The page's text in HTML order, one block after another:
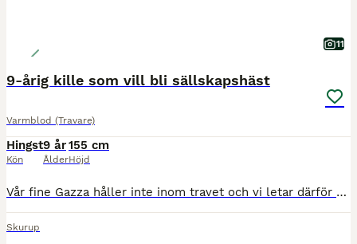
11
9-årig kille som vill bli sällskapshäst
Varmblod (Travare)
Hingst
Kön
9 år
Ålder
155 cm
Höjd
Vår fine Gazza håller inte inom travet och vi letar därför efter någon som vill ha en härlig kille som sällskap. Han är fortfarande hingst men kommer att kastreras innan han lämnar oss. Han behöver nå
Skurup